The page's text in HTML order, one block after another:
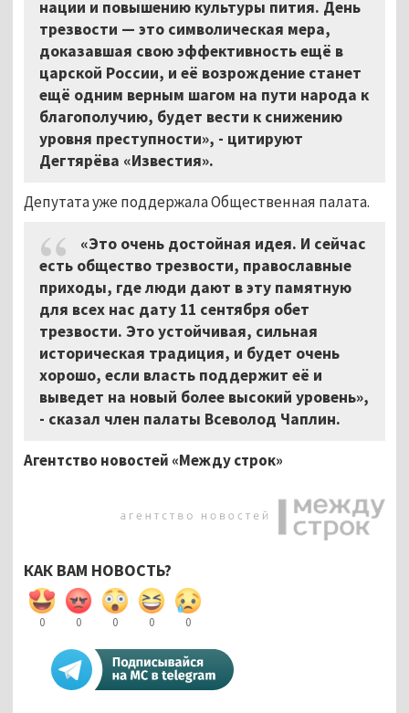
нации и повышению культуры пития. День
трезвости — это символическая мера,
доказавшая свою эффективность ещё в
царской России, и её возрождение станет
ещё одним верным шагом на пути народа к
благополучию, будет вести к снижению
уровня преступности», - цитируют
Дегтярёва «Известия».
Депутата уже поддержала Общественная палата.
«Это очень достойная идея. И сейчас
есть общество трезвости, православные
приходы, где люди дают в эту памятную
для всех нас дату 11 сентября обет
трезвости. Это устойчивая, сильная
историческая традиция, и будет очень
хорошо, если власть поддержит её и
выведет на новый более высокий уровень»,
- сказал член палаты Всеволод Чаплин.
Агентство новостей «Между строк»
КАК ВАМ НОВОСТЬ?
0 0 0 0 0